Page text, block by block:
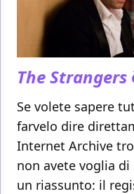
The Strangers
Se volete sapere
farvelo dire
Internet Archive
non avete voglia
un riassunto: il